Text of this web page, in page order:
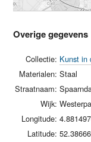
Overige gegevens
Collectie: Kunst in
Materialen: Staal
Straatnaam:
Wijk:
Longitude:
Latitude: